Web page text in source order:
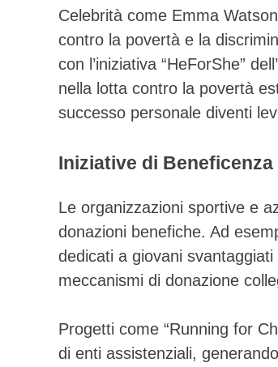
Celebrità come Emma
contro la povertà e la
con l’iniziativa “HeForShe”
nella lotta contro la povertà
successo personale diventi
Iniziative di
Le organizzazioni sportive e
donazioni benefiche. Ad
dedicati a giovani
meccanismi di donazione
Progetti come “Running for
di enti assistenziali,